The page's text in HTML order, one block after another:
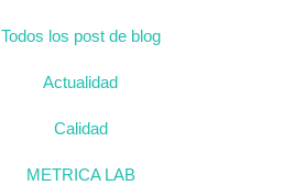
Todos los post de blog
Actualidad
Calidad
METRICA LAB